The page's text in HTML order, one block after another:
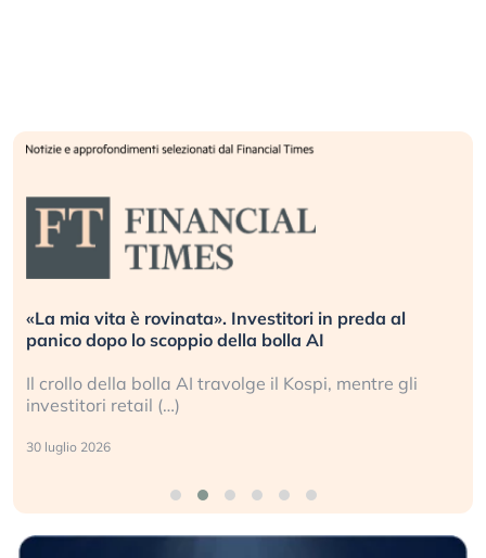
al
gli
Quando la finanza pesa più
L’America sta ripetendo gli errori del
La ricchezza mondiale cresce, ma è
sganciata dall’economia reale. (…)